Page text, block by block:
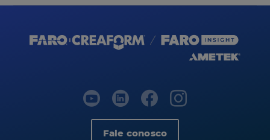
Fale conosco